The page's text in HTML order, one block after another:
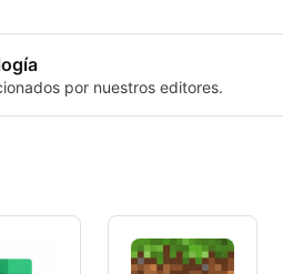
por nuestros editores.